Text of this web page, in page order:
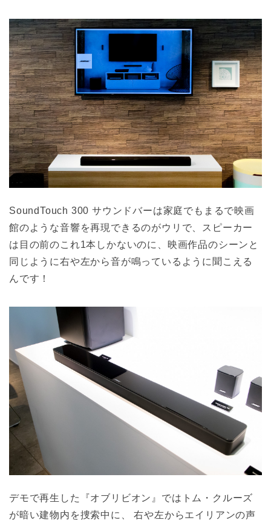
SoundTouch 300 サウンドバーは家庭でもまるで映画
館のような音響を再現できるのがウリで、スピーカー
は目の前のこれ1本しかないのに、映画作品のシーンと
同じように右や左から音が鳴っているように聞こえる
んです！
デモで再生した『オブリビオン』ではトム・クルーズ
が暗い建物内を捜索中に、 右や左からエイリアンの声